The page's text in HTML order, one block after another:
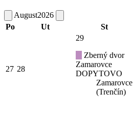
August2026
Po
Ut St
27 28
29
Zberný dvor
Zamarovce
DOPYTOVO
Zamarovce
(Trenčín)